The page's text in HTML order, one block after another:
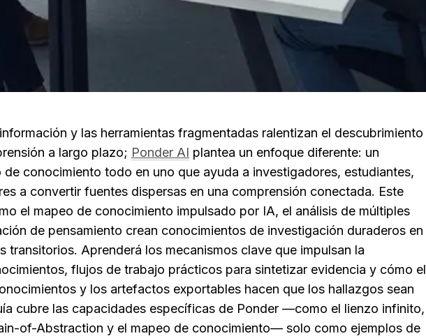
y las herramientas fragmentadas ralentizan el descubrimiento
a largo plazo; Ponder AI plantea un enfoque diferente: un
conocimiento todo en uno que ayuda a investigadores, estudiantes,
a convertir fuentes dispersas en una comprensión conectada. Este
el mapeo de conocimiento impulsado por IA, el análisis de múltiples
de pensamiento crean conocimientos de investigación duraderos en
transitorios. Aprenderá los mecanismos clave que impulsan la
flujos de trabajo prácticos para sintetizar evidencia y cómo el
y los artefactos exportables hacen que los hallazgos sean
cubre las capacidades específicas de Ponder —como el lienzo infinito,
of-Abstraction y el mapeo de conocimiento— solo como ejemplos de